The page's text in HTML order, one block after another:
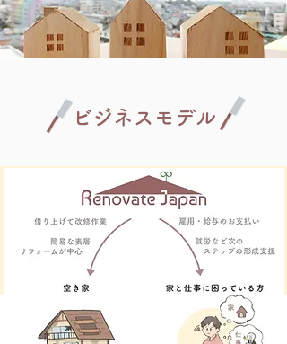
ビジネスモデル
ビジネスモデル